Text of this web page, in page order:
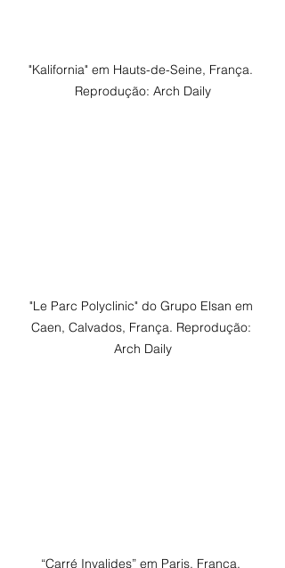
"Kalifornia" em Hauts-de-Seine, França.
Reprodução: Arch Daily
"Le Parc Polyclinic" do Grupo Elsan em
Caen, Calvados, França. Reprodução:
Arch Daily
“Carré Invalides” em Paris, França.